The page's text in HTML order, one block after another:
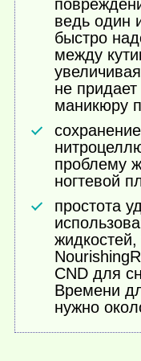
ведь один
быстро
между
не придает
маникюру
проблему
ногтевой
простота
жидкостей,
CND для
Времени
нужно